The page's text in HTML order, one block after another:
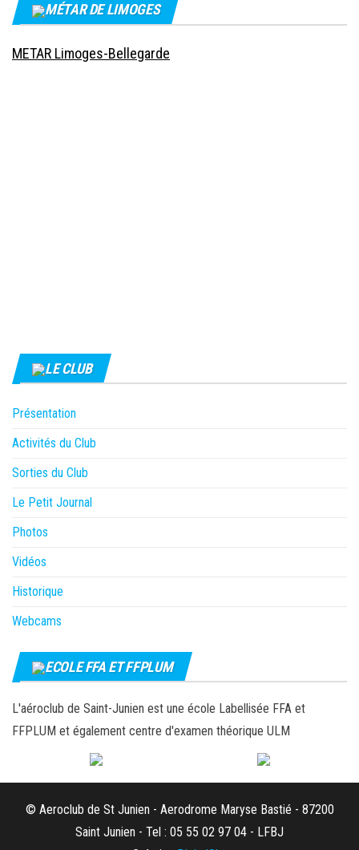
MÉTAR DE LIMOGES
METAR Limoges-Bellegarde
LE CLUB
Présentation
Activités du Club
Sorties du Club
Le Petit Journal
Photos
Vidéos
Historique
Webcams
ECOLE FFA ET FFPLUM
L'aéroclub de Saint-Junien est une école Labellisée FFA et
FFPLUM et également centre d'examen théorique ULM
© Aeroclub de St Junien - Aerodrome Maryse Bastié - 87200
Saint Junien - Tel : 05 55 02 97 04 - LFBJ